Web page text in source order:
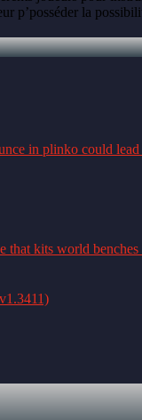
p’posséder la
in plinko could
that kits world